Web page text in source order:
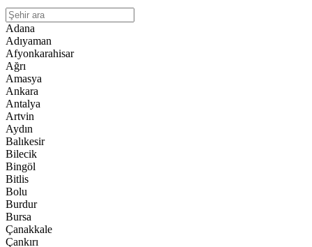
Adana
Adıyaman
Afyonkarahisar
Ağrı
Amasya
Ankara
Antalya
Artvin
Aydın
Balıkesir
Bilecik
Bingöl
Bitlis
Bolu
Burdur
Bursa
Çanakkale
Çankırı